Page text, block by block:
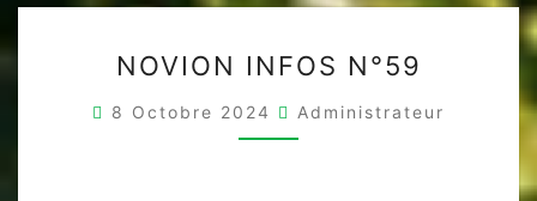
INFOS
N°59
NOVION INFOS N°59
8 Octobre 2024 Administrateur